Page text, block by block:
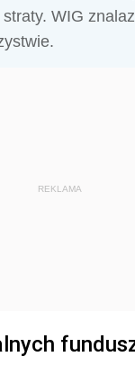
straty. WIG
REKLAMA